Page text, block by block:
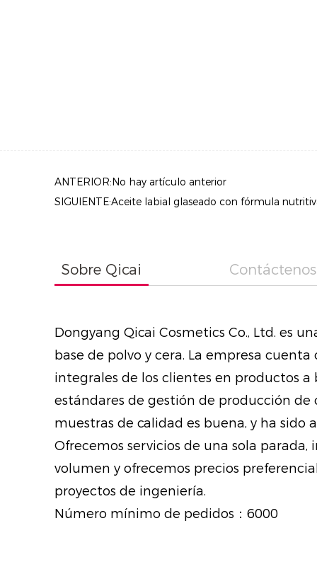
ANTERIOR:No hay artículo anterior
SIGUIENTE:Aceite labial glaseado con fórmula
Sobre Qicai Contáctenos
Dongyang Qicai Cosmetics Co., Ltd. es
base de polvo y cera. La empresa
integrales de los clientes en productos
estándares de gestión de producción de
muestras de calidad es buena, y ha
Ofrecemos servicios de una sola
volumen y ofrecemos precios
proyectos de ingeniería.
Número mínimo de pedidos：6000